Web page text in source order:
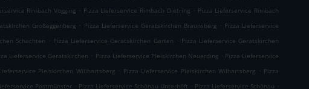
Rimbach Vogging . Pizza Lieferservice Rimbach Dietring . Pizza Lieferservice Rimbach
Großeggenberg . Pizza Lieferservice Geratskirchen Braunsberg . Pizza Lieferservice
Schachten . Pizza Lieferservice Geratskirchen Garten . Pizza Lieferservice Geratskirchen
Lieferservice Geratskirchen . Pizza Lieferservice Pleiskirchen Neuerding . Pizza Lieferservice
Pleiskirchen Willhartsberg . Pizza Lieferservice Pleiskirchen Wilhartsberg . Pizza
Postmünster . Pizza Lieferservice Schönau Unterhöft . Pizza Lieferservice Schönau .